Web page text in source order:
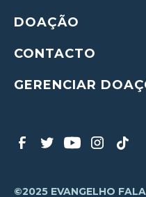
DOAÇÃO
CONTACTO
GERENCIAR
©2025 EVANGELHO